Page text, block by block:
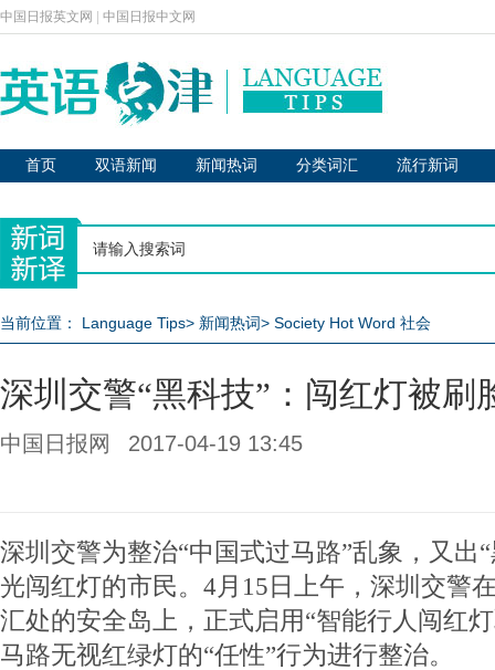
中国日报英文网 中国日报中文网
首页 双语新闻 新闻热词 分类词汇 流行新词
当前位置： Language Tips> 新闻热词> Society Hot Word 社会
深圳交警“黑科技”：闯红灯被刷
中国日报网 2017-04-19 13:45
深圳交警为整治“中国式过马路”乱象，又出
光闯红灯的市民。4月15日上午，深圳交警
汇处的安全岛上，正式启用“智能行人闯红
马路无视红绿灯的“任性”行为进行整治。